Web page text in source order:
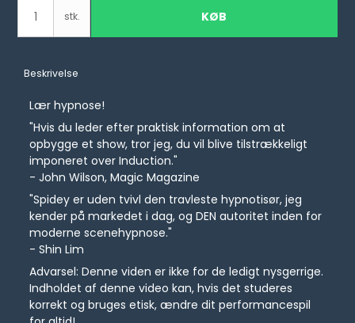
stk. KØB
Beskrivelse
Lær hypnose!
"Hvis du leder efter praktisk information om at
opbygge et show, tror jeg, du vil blive tilstrækkeligt
imponeret over Induction."
- John Wilson, Magic Magazine
"Spidey er uden tvivl den travleste hypnotisør, jeg
kender på markedet i dag, og DEN autoritet inden for
moderne scenehypnose."
- Shin Lim
Advarsel: Denne viden er ikke for de ledigt nysgerrige.
Indholdet af denne video kan, hvis det studeres
korrekt og bruges etisk, ændre dit performancespil